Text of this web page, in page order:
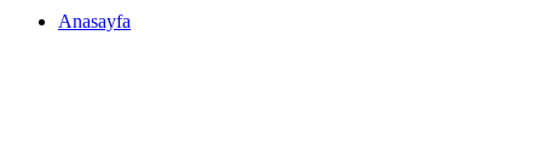
Anasayfa